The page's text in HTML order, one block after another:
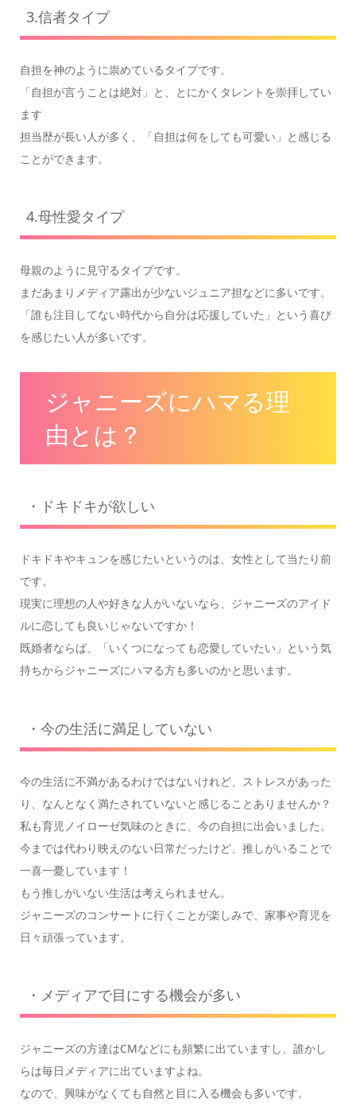
3.信者タイプ
自担を神のように祟めているタイプです。
「自担が言うことは絶対」と、とにかくタレントを崇拝してい
ます
担当歴が長い人が多く、「自担は何をしても可愛い」と感じる
ことができます。
4.母性愛タイプ
母親のように見守るタイプです。
まだあまりメディア露出が少ないジュニア担などに多いです。
「誰も注目してない時代から自分は応援していた」という喜び
を感じたい人が多いです。
ジャニーズにハマる理
由とは？
・ドキドキが欲しい
ドキドキやキュンを感じたいというのは、女性として当たり前
です。
現実に理想の人や好きな人がいないなら、ジャニーズのアイド
ルに恋しても良いじゃないですか！
既婚者ならば、「いくつになっても恋愛していたい」という気
持ちからジャニーズにハマる方も多いのかと思います。
・今の生活に満足していない
今の生活に不満があるわけではないけれど、ストレスがあった
り、なんとなく満たされていないと感じることありませんか？
私も育児ノイローゼ気味のときに、今の自担に出会いました。
今までは代わり映えのない日常だったけど、推しがいることで
一喜一憂しています！
もう推しがいない生活は考えられません。
ジャニーズのコンサートに行くことが楽しみで、家事や育児を
日々頑張っています。
・メディアで目にする機会が多い
ジャニーズの方達はCMなどにも頻繁に出ていますし、誰かし
らは毎日メディアに出ていますよね。
なので、興味がなくても自然と目に入る機会も多いです。